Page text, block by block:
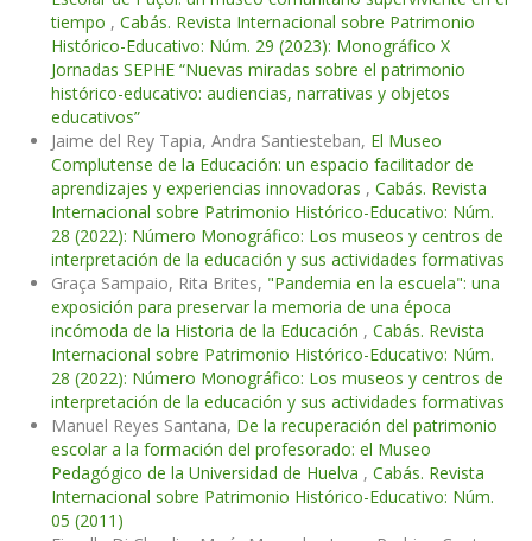
tiempo , Cabás. Revista Internacional sobre Patrimonio
Histórico-Educativo: Núm. 29 (2023): Monográfico X
Jornadas SEPHE “Nuevas miradas sobre el patrimonio
histórico-educativo: audiencias, narrativas y objetos
educativos”
Jaime del Rey Tapia, Andra Santiesteban, El Museo
Complutense de la Educación: un espacio facilitador de
aprendizajes y experiencias innovadoras , Cabás. Revista
Internacional sobre Patrimonio Histórico-Educativo: Núm.
28 (2022): Número Monográfico: Los museos y centros de
interpretación de la educación y sus actividades formativas
Graça Sampaio, Rita Brites, "Pandemia en la escuela": una
exposición para preservar la memoria de una época
incómoda de la Historia de la Educación , Cabás. Revista
Internacional sobre Patrimonio Histórico-Educativo: Núm.
28 (2022): Número Monográfico: Los museos y centros de
interpretación de la educación y sus actividades formativas
Manuel Reyes Santana, De la recuperación del patrimonio
escolar a la formación del profesorado: el Museo
Pedagógico de la Universidad de Huelva , Cabás. Revista
Internacional sobre Patrimonio Histórico-Educativo: Núm.
05 (2011)